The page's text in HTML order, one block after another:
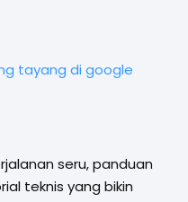
seru, panduan
teknis yang bikin